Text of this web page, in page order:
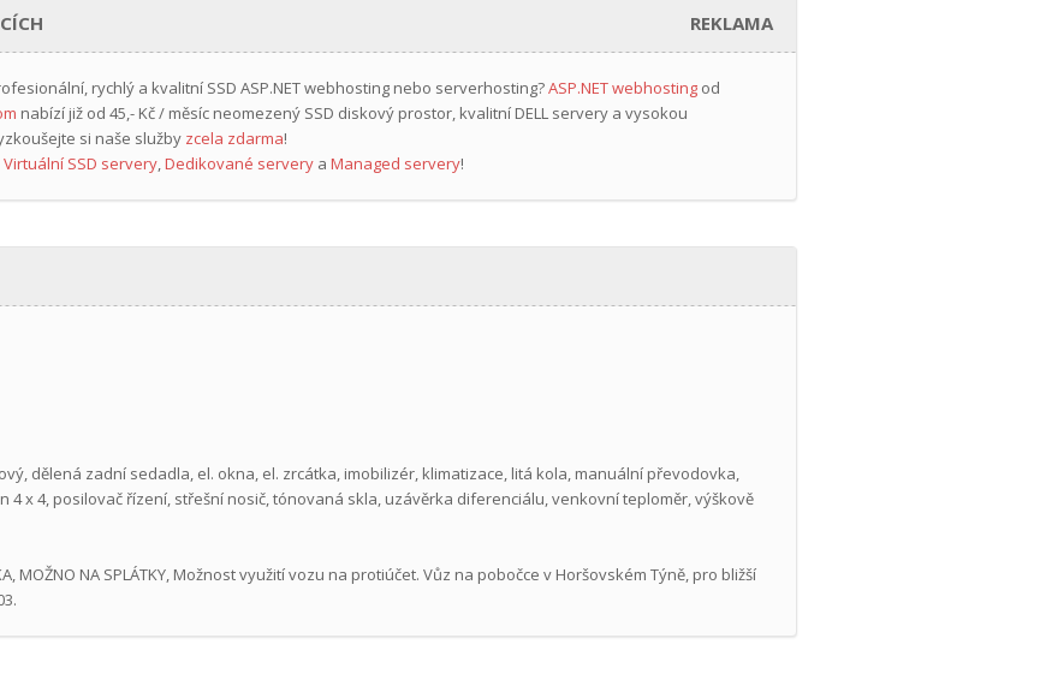
REKLAMA
rychlý a kvalitní SSD ASP.NET webhosting nebo serverhosting?ASP.NET webhosting od
nabízí již od 45,- Kč / měsíc neomezený SSD diskový prostor, kvalitní DELL servery a vysokou
si naše služby zcela zdarma!
Virtuální SSD servery,Dedikované servery a Managed servery!
dělená zadní sedadla, el. okna, el. zrcátka, imobilizér, klimatizace, litá kola, manuální převodovka,
4 x 4, posilovač řízení, střešní nosič, tónovaná skla, uzávěrka diferenciálu, venkovní teploměr, výškově
MOŽNO NA SPLÁTKY, Možnost využití vozu na protiúčet. Vůz na pobočce v Horšovském Týně, pro bližší